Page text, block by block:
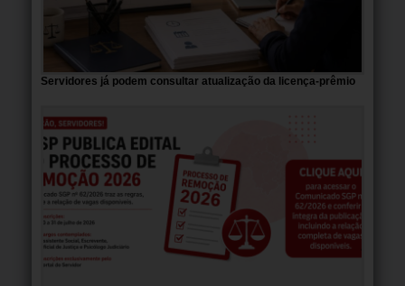
Servidores já podem consultar atualização da licença-prêmio